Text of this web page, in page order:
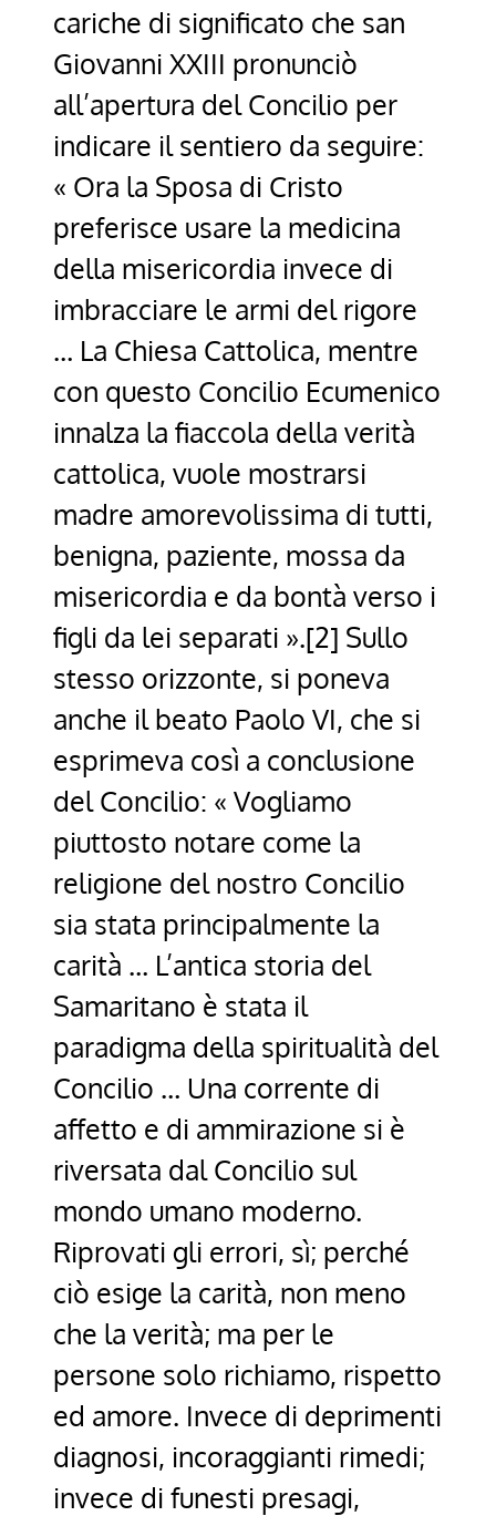
cariche di significato che san
Giovanni XXIII pronunciò
all’apertura del Concilio per
indicare il sentiero da seguire:
« Ora la Sposa di Cristo
preferisce usare la medicina
della misericordia invece di
imbracciare le armi del rigore
… La Chiesa Cattolica, mentre
con questo Concilio Ecumenico
innalza la fiaccola della verità
cattolica, vuole mostrarsi
madre amorevolissima di tutti,
benigna, paziente, mossa da
misericordia e da bontà verso i
figli da lei separati ».[2] Sullo
stesso orizzonte, si poneva
anche il beato Paolo VI, che si
esprimeva così a conclusione
del Concilio: « Vogliamo
piuttosto notare come la
religione del nostro Concilio
sia stata principalmente la
carità … L’antica storia del
Samaritano è stata il
paradigma della spiritualità del
Concilio … Una corrente di
affetto e di ammirazione si è
riversata dal Concilio sul
mondo umano moderno.
Riprovati gli errori, sì; perché
ciò esige la carità, non meno
che la verità; ma per le
persone solo richiamo, rispetto
ed amore. Invece di deprimenti
diagnosi, incoraggianti rimedi;
invece di funesti presagi,